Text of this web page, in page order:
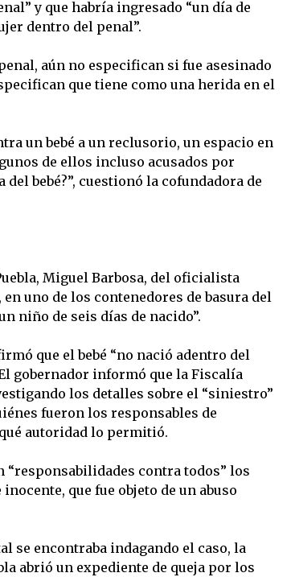
y que habría ingresado “un día de
dentro del penal”.
aún no especifican si fue asesinado
que tiene como una herida en el
un bebé a un reclusorio, un espacio en
de ellos incluso acusados por
bebé?”, cuestionó la cofundadora de
Miguel Barbosa, del oficialista
uno de los contenedores de basura del
niño de seis días de nacido”.
que el bebé “no nació adentro del
gobernador informó que la Fiscalía
los detalles sobre el “siniestro”
fueron los responsables de
autoridad lo permitió.
“responsabilidades contra todos” los
que fue objeto de un abuso
se encontraba indagando el caso, la
abrió un expediente de queja por los